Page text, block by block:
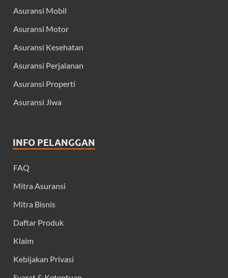
Asuransi Mobil
Asuransi Motor
Asuransi Kesehatan
Asuransi Perjalanan
Asuransi Properti
Asuransi Jiwa
INFO PELANGGAN
FAQ
Mitra Asuransi
Mitra Bisnis
Daftar Produk
Klaim
Kebijakan Privasi